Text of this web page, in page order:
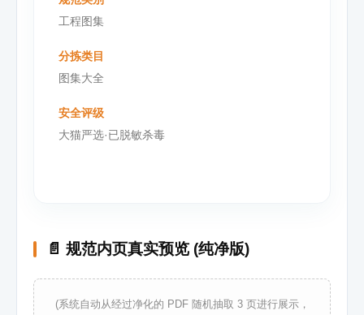
工程图集
分拣类目
图集大全
安全评级
大猫严选·已脱敏杀毒
📄 规范内页真实预览 (纯净版)
(系统自动从经过净化的 PDF 随机抽取 3 页进行展示，